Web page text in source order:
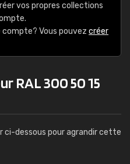
vos propres collections
compte? Vous pouvez créer
RAL 300 50 15
ci-dessous pour agrandir cette